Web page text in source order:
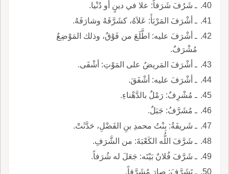
ـ شَرُفَ شَرَفاً: علا في دينٍ أو دُنْيا.
ـ أشْرَفَ المَرْبَأَ: عَلاَهُ، كشَرَّفَهُ وشارَفَهُ.
ـ أشْرَفَ عليه: اطَّلَعَ من فَوْقُ، وذلك المَوْضِعُ
مُشْرَفٌ.
ـ أشْرَفَ المَريضُ على المَوْتِ: أشْفَى.
ـ أشْرَفَ عليه: أشْفَقَ.
ـ مُشْرِفٌ: رَمْلٌ بالدَّهْناءِ.
ـ مُشَرَّفُ: جَبَلٌ.
ـ شَريفَةُ: بِنْتُ محمدِ بنِ الفَضْلِ، حَدَّثَتْ.
ـ شَرَّفَ اللُّه الكَعْبَةَ: من الشَّرَفِ.
ـ شَرَّفَ فُلانٌ بَيْتَه: جَعَلَ له شُرَفاً.
ـ تَشَرَّفَ: صارَ مُشَرَّفاً.